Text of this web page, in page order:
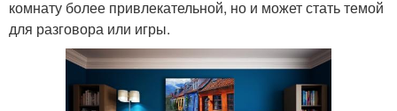
комнату более привлекательной, но и может стать темой
для разговора или игры.